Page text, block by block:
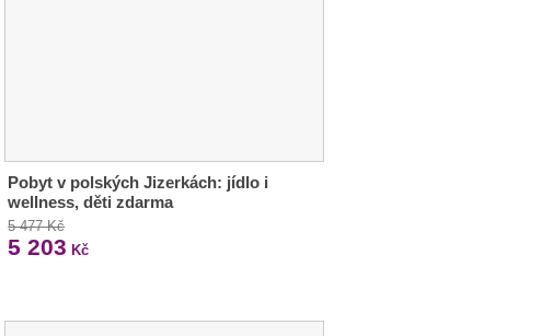
Pobyt v polských Jizerkách: jídlo i
wellness, děti zdarma
5 477 Kč
5 203 Kč